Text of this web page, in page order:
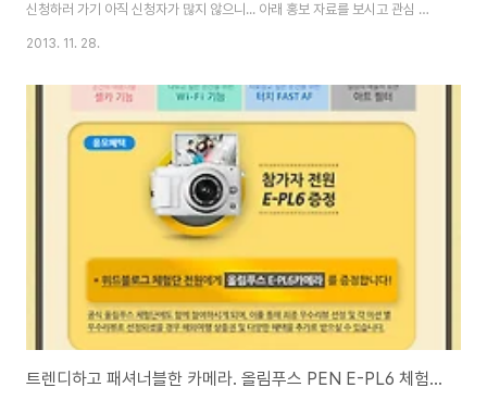
신청하러 가기 아직 신청자가 많지 않으니... 아래 홍보 자료를 보시고 관심 있
으신 분들은 신청해 보시는 것도 좋을 것 같네요.
2013. 11. 28.
트렌디하고 패셔너블한 카메라. 올림푸스 PEN E-PL6 체험단 모집!